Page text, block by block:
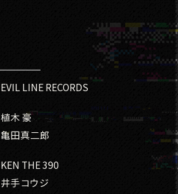
EVIL LINE RECORDS
植木 豪
亀田真二郎
KEN THE 390
井手コウジ